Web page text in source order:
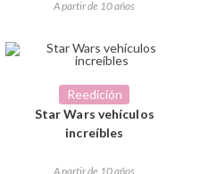
A partir de 10 años
Reedición
Star Wars vehículos
increíbles
A partir de 10 años